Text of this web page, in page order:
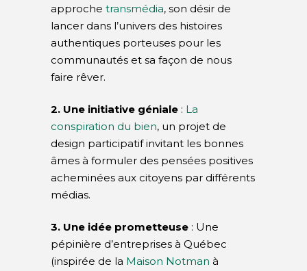
approche transmédia, son désir de
lancer dans l’univers des histoires
authentiques porteuses pour les
communautés et sa façon de nous
faire rêver.
2. Une initiative géniale : La
conspiration du bien, un projet de
design participatif invitant les bonnes
âmes à formuler des pensées positives
acheminées aux citoyens par différents
médias.
3. Une idée prometteuse : Une
pépinière d’entreprises à Québec
(inspirée de la Maison Notman à